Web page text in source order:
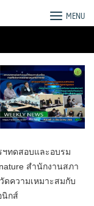
MENU
ฯทดสอบและอบรม
สำนักงานสภา
ดความเหมาะสมกับ
นิกส์